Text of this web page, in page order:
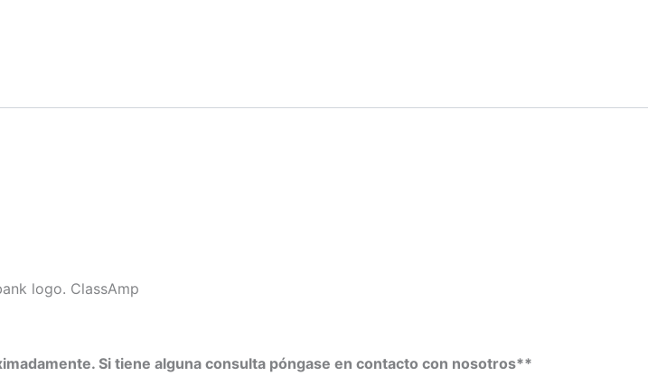
Si tiene alguna consulta póngase en contacto con nosotros**